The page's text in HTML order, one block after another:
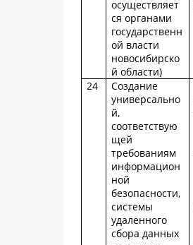
осуществляет
ся органами
государственн
ой власти
новосибирско
й области)
24
Создание
универсально
й,
соответствую
щей
требованиям
информацион
ной
безопасности,
системы
удаленного
сбора данных